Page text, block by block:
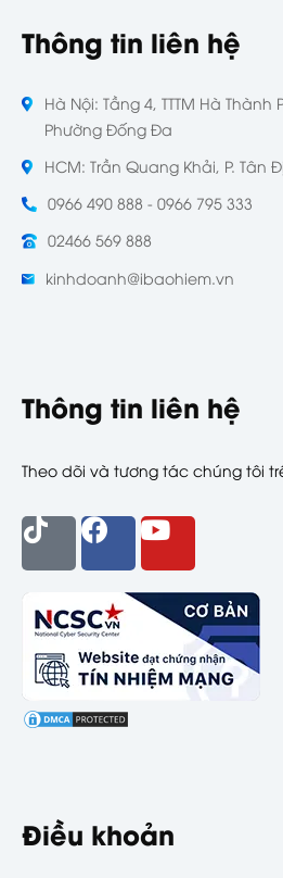
Thông tin liên hệ
Hà Nội: Tầng 4, TTTM Hà Thành
Phường Đống Đa
HCM: Trần Quang Khải, P. Tân
0966 490 888 - 0966 795 333
02466 569 888
kinhdoanh@ibaohiem.vn
Thông tin liên hệ
Theo dõi và tương tác chúng tôi
Điều khoản